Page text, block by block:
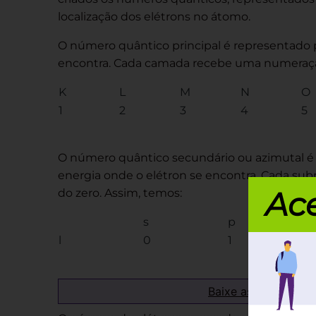
localização dos elétrons no átomo.
O número quântico principal é representado
encontra. Cada camada recebe uma
K L M N O
1
2 3 4 5
O número quântico secundário ou azimutal
energia onde o elétron se encontra. Cada
do zero. Assim, temos:
s p
l
0 1
Baixe as provas de